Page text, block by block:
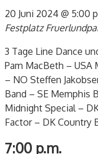
20 Juni 2024 @ 5:00
Festplatz
3 Tage Line Dance
Pam MacBeth – USA
– NO Steffen
Band – SE Memphis
Midnight Special –
Factor – DK Country
7:00 p.m.